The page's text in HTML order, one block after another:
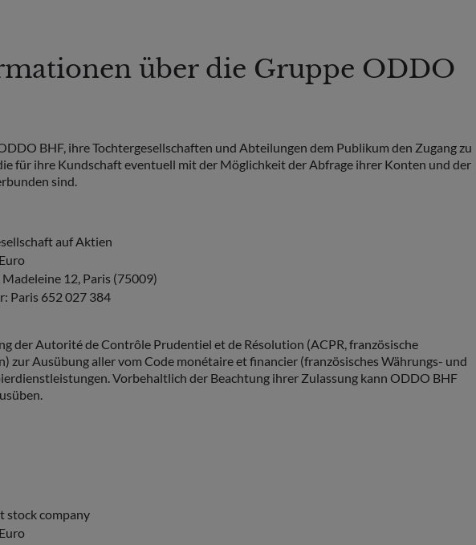
über die Gruppe ODDO
BHF, ihre Tochtergesellschaften und Abteilungen dem Publikum den Zugang zu
für ihre Kundschaft eventuell mit der Möglichkeit der Abfrage ihrer Konten und der
sind.
auf Aktien
12, Paris (75009)
Paris 652 027 384
der Autorité de Contrôle Prudentiel et de Résolution (ACPR, französische
zur Ausübung aller vom Code monétaire et financier (französisches Währungs- und
Vorbehaltlich der Beachtung ihrer Zulassung kann ODDO BHF
stock company